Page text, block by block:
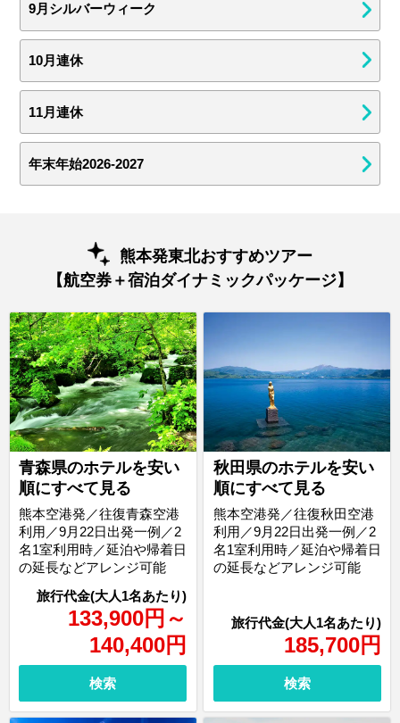
9月シルバーウィーク
10月連休
11月連休
年末年始2026-2027
熊本発東北おすすめツアー
【航空券＋宿泊ダイナミックパッケージ】
青森県のホテルを安い
順にすべて見る
133,900円 ～
140,400円
熊本空港発／往復青森空港
利用／9月22日出発一例／2
名1室利用時／延泊や帰着日
の延長などアレンジ可能
検索
秋田県のホテルを安い
順にすべて見る
185,700円
熊本空港発／往復秋田空港
利用／9月22日出発一例／2
名1室利用時／延泊や帰着日
の延長などアレンジ可能
検索